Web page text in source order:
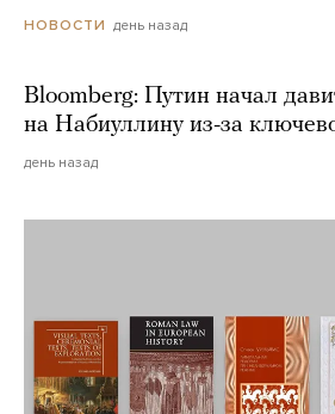
НОВОСТИ день назад
Bloomberg: Путин начал
на Набиуллину из-за
день назад